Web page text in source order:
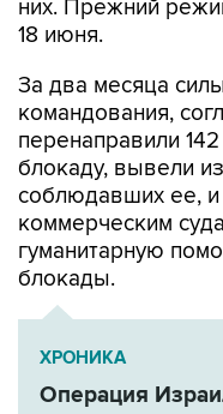
За два месяца
перенаправили
блокаду, вывели
соблюдавших ее, и
коммерческим
гуманитарную
блокады.
ХРОНИКА
Операция